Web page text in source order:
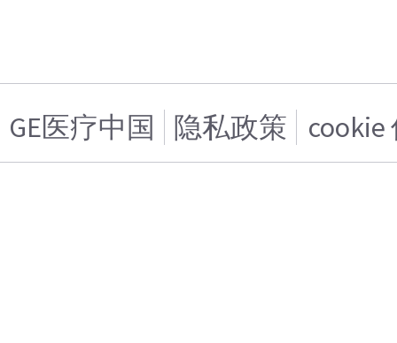
GE医疗中国 隐私政策 cookie